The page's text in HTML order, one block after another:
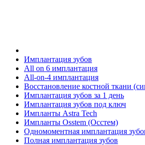
Имплантация зубов
All on 6 имплантация
All-on-4 имплантация
Восстановление костной ткани
Имплантация зубов за 1 день
Имплантация зубов под ключ
Импланты Astra Tech
Импланты Osstem (Осстем)
Одномоментная имплантация
Полная имплантация зубов